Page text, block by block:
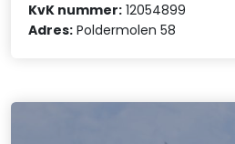
KvK nummer: 12054899
Adres: Poldermolen 58